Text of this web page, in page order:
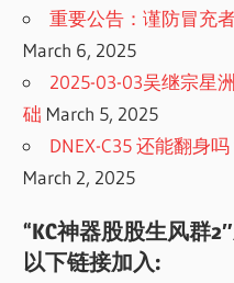
重要公告：谨防冒充
March 6, 2025
2025-03-03吴继宗星
础 March 5, 2025
DNEX-C35 还能翻身
March 2, 2025
“KC神器股股生风群
以下链接加入: